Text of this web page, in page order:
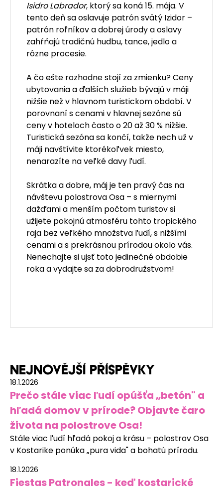
Isidro Labrador, ktorý sa koná 15. mája. V
tento deň sa oslavuje patrón svätý Izidor –
patrón roľníkov a dobrej úrody a oslavy
zahŕňajú tradičnú hudbu, tance, jedlo a
rôzne procesie.
A čo ešte rozhodne stojí za zmienku? Ceny
ubytovania a ďalších služieb bývajú v máji
nižšie než v hlavnom turistickom období. V
porovnaní s cenami v hlavnej sezóne sú
ceny v hoteloch často o 20 až 30 % nižšie.
Turistická sezóna sa končí, takže nech už v
máji navštívite ktorékoľvek miesto,
nenarazíte na veľké davy ľudí.
Skrátka a dobre, máj je ten pravý čas na
návštevu polostrova Osa – s miernymi
dažďami a menším počtom turistov si
užijete pokojnú atmosféru tohto tropického
raja bez veľkého množstva ľudí, s nižšími
cenami a s prekrásnou prírodou okolo vás.
Nenechajte si ujsť toto jedinečné obdobie
roka a vydajte sa za dobrodružstvom!
Nejnovější příspěvky
18.1.2026
Prečo stále viac ľudí opúšťa „betón" a
hľadá domov v prírode? Objavte čaro
života na polostrove Osa!
Stále viac ľudí hľadá pokoj a krásu – polostrov Osa
v Kostarike ponúka „pura vida" a bohatú prírodu.
18.1.2026
Fiestas Patronales - keď kostarické